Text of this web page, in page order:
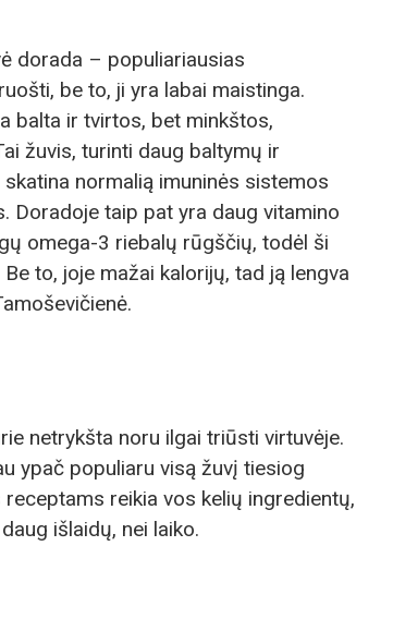
dorada – populiariausias
be to, ji yra labai maistinga.
balta ir tvirtos, bet minkštos,
žuvis, turinti daug baltymų ir
normalią imuninės sistemos
Doradoje taip pat yra daug vitamino
omega-3 riebalų rūgščių, todėl ši
to, joje mažai kalorijų, tad ją lengva
netrykšta noru ilgai triūsti virtuvėje.
ypač populiaru visą žuvį tiesiog
reikia vos kelių ingredientų,
išlaidų, nei laiko.